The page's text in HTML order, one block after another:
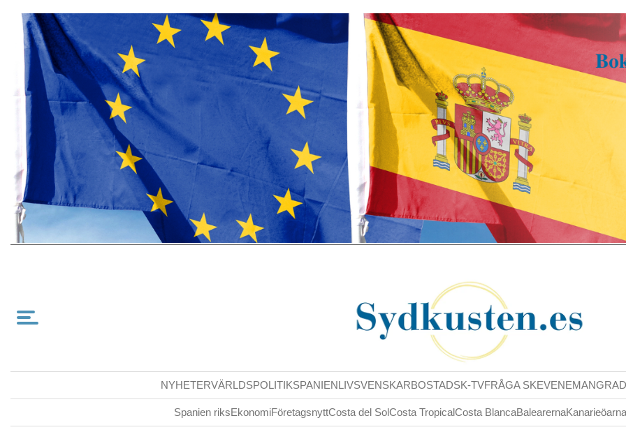
NYHETERVÄRLDSPOLITIKSPANIENLIVSVENSKARBOSTADSK-TVFRÅGA SKEVENEMANG
Spanien riksEkonomiFöretagsnyttCosta del SolCosta TropicalCosta BlancaBalearerna